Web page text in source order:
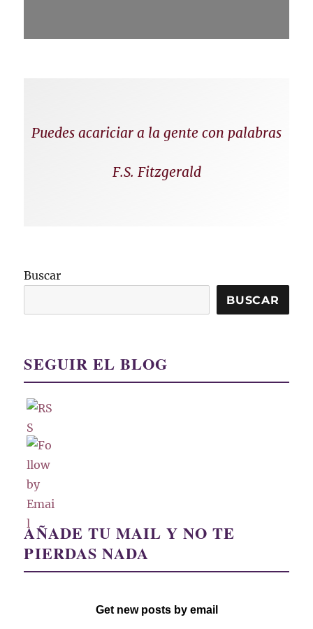
Puedes acariciar a la gente con palabras
F.S. Fitzgerald
Buscar
BUSCAR
SEGUIR EL BLOG
AÑADE TU MAIL Y NO TE
PIERDAS NADA
Get new posts by email